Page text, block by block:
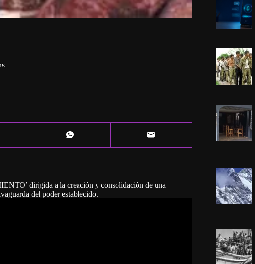
dirigida a la creación y consolidación de una
del poder establecido.